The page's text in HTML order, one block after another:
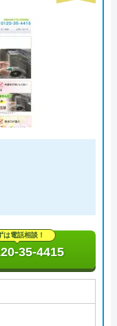
は電話相談！
35-4415